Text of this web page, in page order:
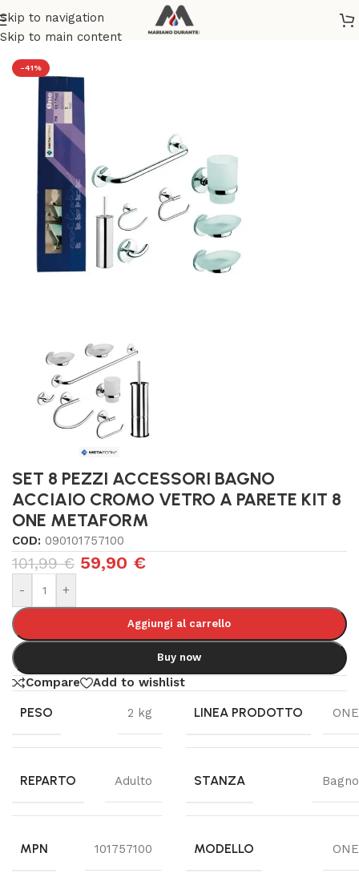
Skip to navigation
Skip to main content
Home/SANITARI/ACCESSORI BAGNO
-41%
SET 8 PEZZI ACCESSORI BAGNO
ACCIAIO CROMO VETRO A PARETE KIT 8
ONE METAFORM
COD: 090101757100
101,99€ 59,90 €
- +
Aggiungi al carrello
Buy now
Compare Add to wishlist
PESO 2 kg LINEA PRODOTTO ONE
REPARTO Adulto STANZA Bagno
MPN 101757100 MODELLO ONE